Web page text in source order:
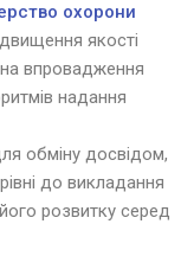
охорони
якості
впровадження
надання
обміну досвідом,
до викладання
розвитку серед